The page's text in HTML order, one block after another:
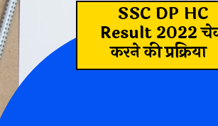
SSC DP HC
Result 2022
करने की प्रक्रिया